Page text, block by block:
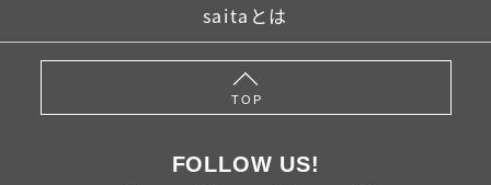
saitaとは
TOP
FOLLOW US!